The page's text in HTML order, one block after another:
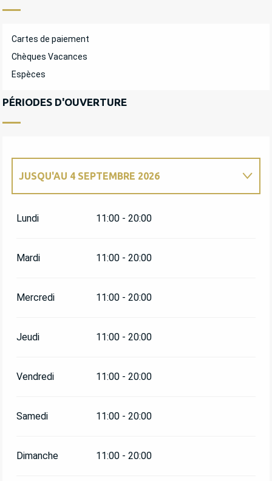
Cartes de paiement
Chèques Vacances
Espèces
PÉRIODES D'OUVERTURE
JUSQU'AU 4 SEPTEMBRE 2026
Lundi 11:00 - 20:00
Mardi 11:00 - 20:00
Mercredi 11:00 - 20:00
Jeudi 11:00 - 20:00
Vendredi 11:00 - 20:00
Samedi 11:00 - 20:00
Dimanche 11:00 - 20:00